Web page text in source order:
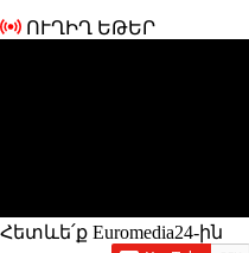
ՈՒՂԻՂ ԵԹԵՐ
Հետևե՛ք Euromedia24-ին